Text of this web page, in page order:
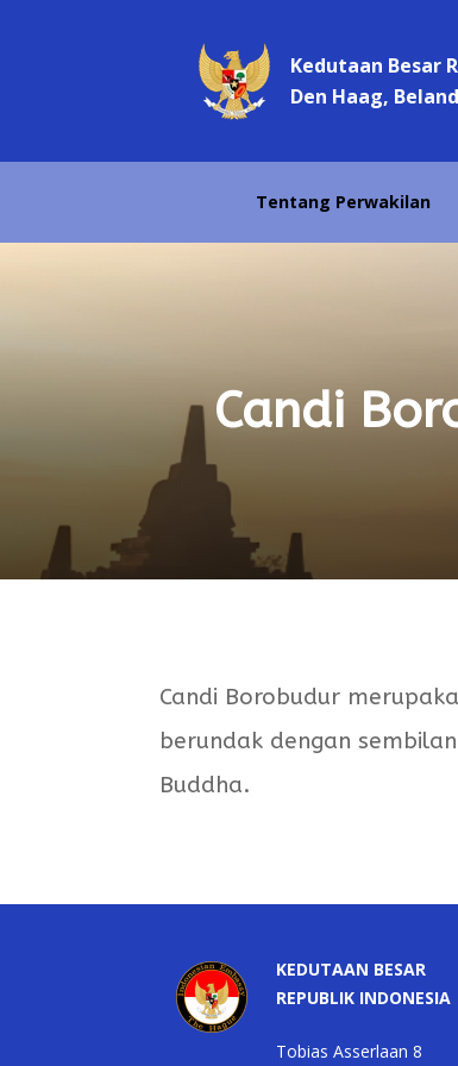
Kedutaan Besar
Den Haag,
Tentang Perwakilan
Candi
Candi Borobudur
berundak dengan
Buddha.
KEDUTAAN BESAR
REPUBLIK INDONESIA
Tobias Asserlaan 8